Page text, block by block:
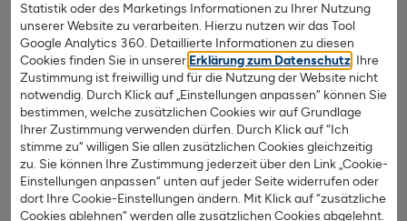
Statistik oder des Marketings Informationen zu Ihrer Nutzung
unserer Website zu verarbeiten. Hierzu nutzen wir das Tool
Google Analytics 360. Detaillierte Informationen zu diesen
Cookies finden Sie in unserer Erklärung zum Datenschutz. Ihre
Zustimmung ist freiwillig und für die Nutzung der Website nicht
notwendig. Durch Klick auf „Einstellungen anpassen“ können Sie
bestimmen, welche zusätzlichen Cookies wir auf Grundlage
Ihrer Zustimmung verwenden dürfen. Durch Klick auf “Ich
stimme zu“ willigen Sie allen zusätzlichen Cookies gleichzeitig
zu. Sie können Ihre Zustimmung jederzeit über den Link „Cookie-
Einstellungen anpassen“ unten auf jeder Seite widerrufen oder
dort Ihre Cookie-Einstellungen ändern. Mit Klick auf “zusätzliche
Cookies ablehnen“ werden alle zusätzlichen Cookies abgelehnt.
Gesetzesvorschlag zur Einführung des digitalen Euro, mit
dem sich alle EU-Staaten wie auch das Europäische
Parlament beschäftigen müssen, wurde Ende Juni 2023
von der Europäischen Kommission veröffentlicht.
Digitaler Euro: Das sind die Vor- und
Nachteile
Die Europäische Union hat mit dem digitalen Euro viel vor:
Das Bundesfinanzministerium geht von einem enormen